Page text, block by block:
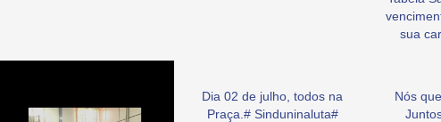
sua
Dia 02 de julho, todos na
Praça.# Sinduninaluta#
Nós